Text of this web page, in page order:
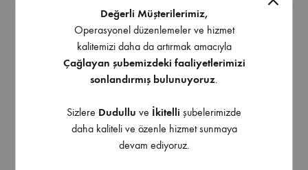
Tezgah altında menteşeli kapaklı dolaplarda
kullanıma uygundur.
Taşıma kapasitesi 30 kg dır.
açılım gizli ray kullanılmıştır
Ray üzerinde hızlı ve kolay montaj sağlayan klipsler
Değerli Müşterilerimiz,
Operasyonel düzenlemeler ve hizmet
kalitemizi daha da artırmak amacıyla
Çağlayan şubemizdeki faaliyetlerimizi
sonlandırmış bulunuyoruz
Sizlere Dudullu ve İkitelli şubelerimizde
daha kaliteli ve özenle hizmet sunmaya
devam ediyoruz.